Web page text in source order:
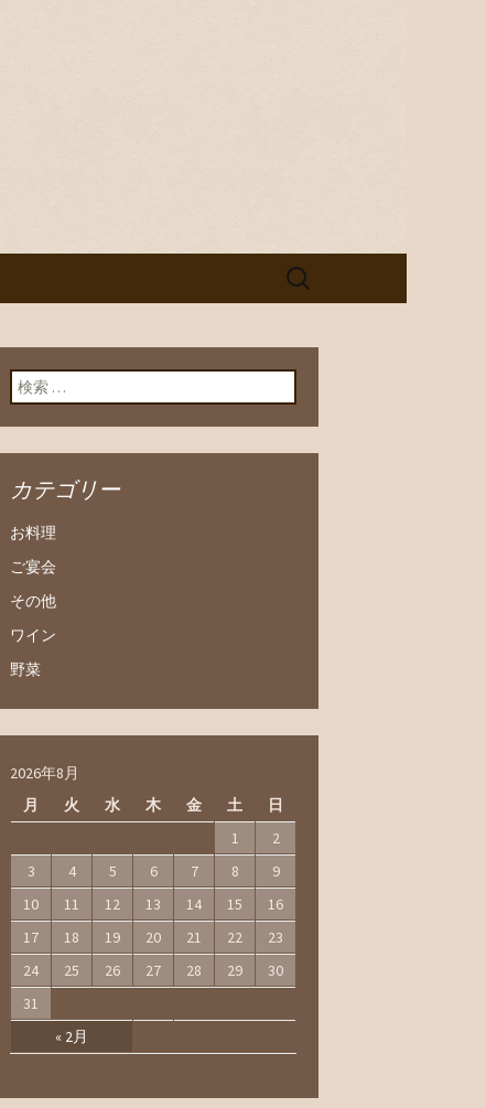
欧食屋
で１人飲みもグループでのご
検
検索:
カテゴリー
お料理
ご宴会
その他
ワイン
野菜
2026年8月
月
火 水 木 金 土 日
« 2月
1
2
3
4 5 6 7 8
9
10
11 12 13 14 15
16
17
18 19 20 21 22
23
24
25 26 27 28 29
30
31